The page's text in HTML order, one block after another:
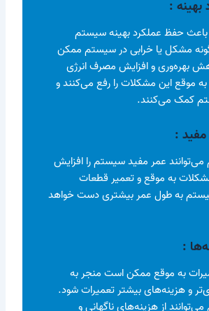
:
حفظ عملکرد بهینه سیستم
مشکل یا خرابی در سیستم ممکن
بهره‌وری و افزایش مصرف انرژی
موقع این مشکلات را رفع می‌کنند و
کمک می‌کنند.
:
عمر مفید سیستم را افزایش
به موقع و تعمیر قطعات
به طول عمر بیشتری دست خواهد
:
به موقع ممکن است منجر به
و هزینه‌های بیشتر تعمیرات شود.
از هزینه‌های ناگهانی و